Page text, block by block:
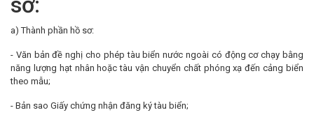
a) Thành phần hồ sơ:
- Văn bản đề nghị cho phép tàu biển nước ngoài có động cơ chạy bằng
năng lượng hạt nhân hoặc tàu vận chuyển chất phóng xạ đến cảng biển
theo mẫu;
- Bản sao Giấy chứng nhận đăng ký tàu biển;